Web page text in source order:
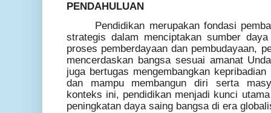
PENDAHULUAN
Pendidikan merupakan fondasi
strategis dalam menciptakan sumber
proses pemberdayaan dan pembudayaan,
mencerdaskan bangsa sesuai amanat
juga bertugas mengembangkan
dan mampu membangun diri serta
konteks ini, pendidikan menjadi kunci
peningkatan daya saing bangsa di era